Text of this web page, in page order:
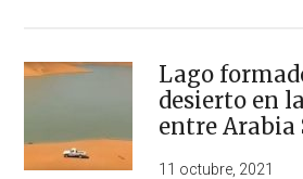
Lago
desierto en
entre Arabia
11 octubre, 2021